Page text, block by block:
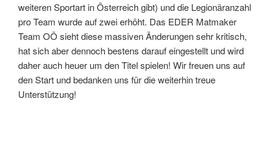
weiteren Sportart in Österreich gibt) und die Legionäranzahl
pro Team wurde auf zwei erhöht. Das EDER Matmaker
Team OÖ sieht diese massiven Änderungen sehr kritisch,
hat sich aber dennoch bestens darauf eingestellt und wird
daher auch heuer um den Titel spielen! Wir freuen uns auf
den Start und bedanken uns für die weiterhin treue
Unterstützung!